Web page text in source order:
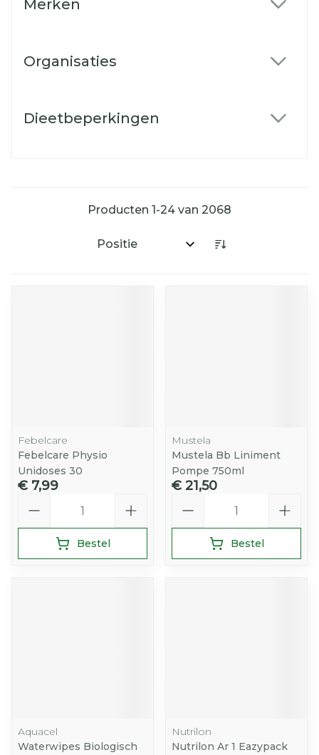
Merken
Organisaties
Dieetbeperkingen
Producten 1-24 van 2068
Sorteer op:
Febelcare
Febelcare Physio
Unidoses 30
€ 7,99
Bestel
Mustela
Mustela Bb Liniment
Pompe 750ml
€ 21,50
Bestel
Aquacel
Waterwipes Biologisch
Nutrilon
Nutrilon Ar 1 Eazypack